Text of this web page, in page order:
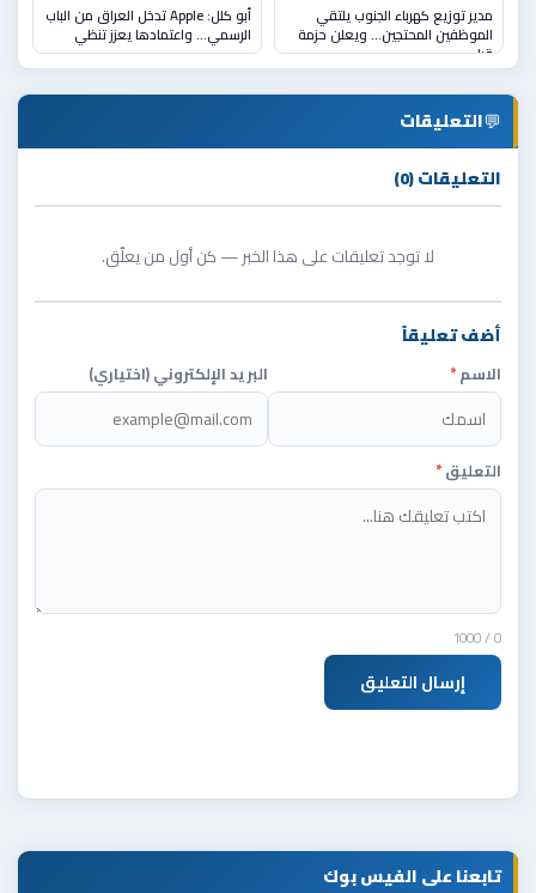
مدير توزيع كهرباء الجنوب يلتقي
الموظفين المحتجين… ويعلن حزمة
قرا
أبو كلل: Apple تدخل العراق من الباب
الرسمي... واعتمادها يعزز تنظي
💬التعليقات
التعليقات (0)
لا توجد تعليقات على هذا الخبر — كن أول من يعلّق.
أضف تعليقاً
الاسم* البريد الإلكتروني (اختياري)
التعليق*
0
/ 1000
إرسال التعليق
تابعنا على الفيس بوك